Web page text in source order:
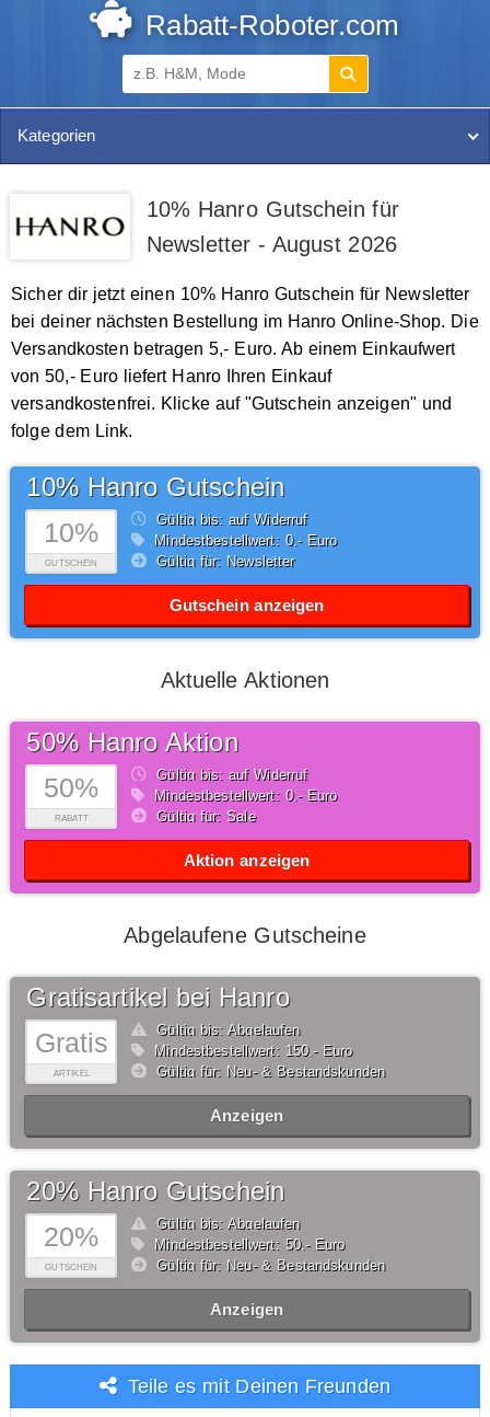
Rabatt-Roboter.com
Kategorien
10% Hanro Gutschein für
Newsletter - August 2026
Sicher dir jetzt einen 10% Hanro Gutschein für Newsletter
bei deiner nächsten Bestellung im Hanro Online-Shop. Die
Versandkosten betragen 5,- Euro. Ab einem Einkaufwert
von 50,- Euro liefert Hanro Ihren Einkauf
versandkostenfrei. Klicke auf "Gutschein anzeigen" und
folge dem Link.
10%
GUTSCHEIN
10% Hanro Gutschein
Gültig bis: auf Widerruf
Mindestbestellwert: 0,- Euro
Gültig für: Newsletter
Gutschein anzeigen
Aktuelle Aktionen
50%
RABATT
50% Hanro Aktion
Gültig bis: auf Widerruf
Mindestbestellwert: 0,- Euro
Gültig für: Sale
Aktion anzeigen
Abgelaufene Gutscheine
Gratis
ARTIKEL
Gratisartikel bei Hanro
Gültig bis: Abgelaufen
Mindestbestellwert: 150,- Euro
Gültig für: Neu- & Bestandskunden
Anzeigen
20%
GUTSCHEIN
20% Hanro Gutschein
Gültig bis: Abgelaufen
Mindestbestellwert: 50,- Euro
Gültig für: Neu- & Bestandskunden
Anzeigen
Teile es mit Deinen Freunden